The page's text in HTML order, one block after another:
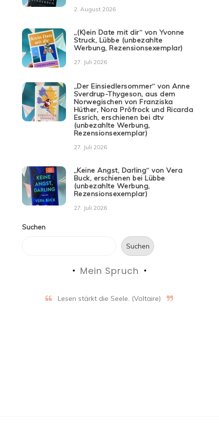
2. August 2026
„(K)ein Date mit dir“ von Yvonne
Struck, Lübbe (unbezahlte
Werbung, Rezensionsexemplar)
27. Juli 2026
„Der Einsiedlersommer“ von Anne
Sverdrup-Thygeson, aus dem
Norwegischen von Franziska
Hüther, Nora Pröfrock und Ricarda
Essrich, erschienen bei dtv
(unbezahlte Werbung,
Rezensionsexemplar)
27. Juli 2026
„Keine Angst, Darling“ von Vera
Buck, erschienen bei Lübbe
(unbezahlte Werbung,
Rezensionsexemplar)
27. Juli 2026
Suchen
Suchen
Mein Spruch
Lesen stärkt die Seele. (Voltaire)